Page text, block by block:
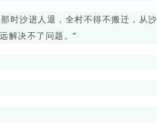
时沙进人退，全村不得不搬迁，从沙
解决不了问题。”